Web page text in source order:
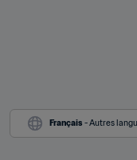
Français - Autres